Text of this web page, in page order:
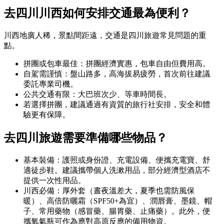
去四川川西如何安排交通最為便利？
川西地廣人稀，景點間距遠，交通是四川旅遊常見問題的重
點。
拼團或包車最佳：拼團經濟實惠，包車自由但費用高。
自駕需謹慎：盤山路多，高海拔易疲勞，首次前往建議
委託專業司機。
公共交通有限：大巴班次少、等車時間長。
若選擇拼團，建議通過有資質的旅行社安排，安全和體
驗更有保障。
去四川旅遊需要準備哪些物品？
基本裝備：護照或身份證、充電設備、便攜充電寶、舒
適徒步鞋。建議攜帶個人洗漱用品，部分經濟型酒店不
提供一次性用品。
川西必備：厚外套（晝夜溫差大，夏季也需防風保
暖）、高倍防曬霜（SPF50+為宜）、潤唇膏、墨鏡、帽
子、常用藥物（感冒藥、腸胃藥、止痛藥）。此外，便
攜氧氣瓶可作為應對高原反應的備用物資。